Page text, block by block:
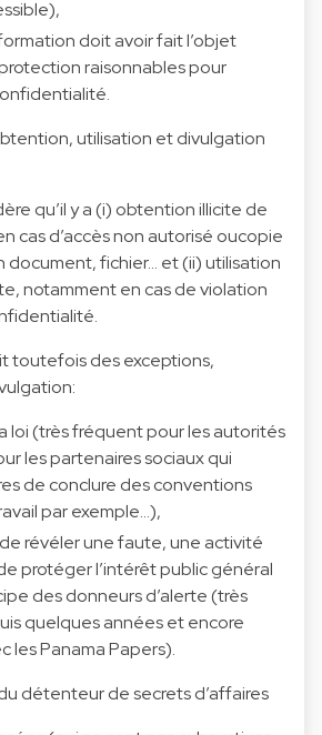
doit avoir fait l’objet
raisonnables pour
utilisation et divulgation
qu’il y a (i) obtention illicite de
cas d’accès non autorisé oucopie
document, fichier… et (ii) utilisation
notamment en cas de violation
toutefois des exceptions,
loi (très fréquent pour les autorités
les partenaires sociaux qui
de conclure des conventions
par exemple…),
révéler une faute, une activité
protéger l’intérêt public général
des donneurs d’alerte (très
quelques années et encore
les Panama Papers).
détenteur de secrets d’affaires